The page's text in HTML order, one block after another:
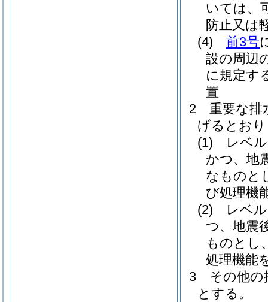
いては、
防止又は
(4)
前3号
設の周辺
に規定す
置
2
重要な排
げるとお
(1)
レベ
かつ、地
なものと
び処理機
(2)
レベ
つ、地震
ものとし
処理機能
3
その他の
とする。